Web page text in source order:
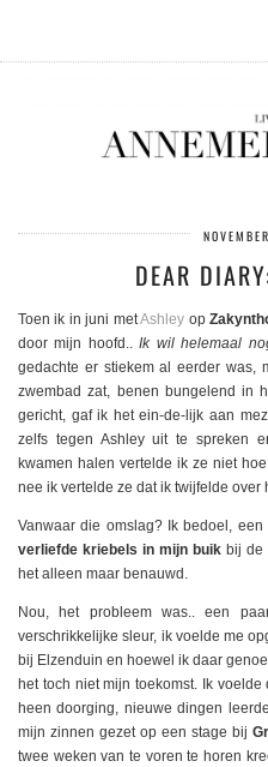
DEAR
Toen ik in juni metAshley op
door mijn hoofd..Ik wil helemaal
gedachte er stiekem al eerder was,
zwembad zat, benen bungelend in
gericht, gaf ik het ein-de-lijk aan
zelfs tegen Ashley uit te spreken
kwamen halen vertelde ik ze niet
nee ik vertelde ze dat ik twijfelde over
Vanwaar die omslag? Ik bedoel,
verliefde kriebels in mijn buik bij de
het alleen maar benauwd.
Nou, het probleem was.. een
verschrikkelijke sleur, ik voelde me
bij Elzenduin en hoewel ik daar
het toch niet mijn toekomst. Ik
heen doorging, nieuwe dingen
mijn zinnen gezet op een stage bij
twee weken van te voren te horen